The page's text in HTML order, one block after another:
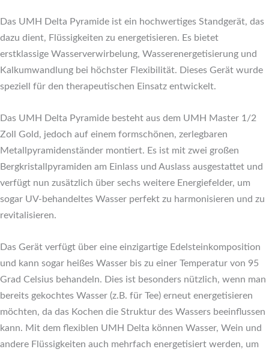
Das UMH Delta Pyramide ist ein hochwertiges Standgerät, das
dazu dient, Flüssigkeiten zu energetisieren. Es bietet
erstklassige Wasserverwirbelung, Wasserenergetisierung und
Kalkumwandlung bei höchster Flexibilität. Dieses Gerät wurde
speziell für den therapeutischen Einsatz entwickelt.
Das UMH Delta Pyramide besteht aus dem UMH Master 1/2
Zoll Gold, jedoch auf einem formschönen, zerlegbaren
Metallpyramidenständer montiert. Es ist mit zwei großen
Bergkristallpyramiden am Einlass und Auslass ausgestattet und
verfügt nun zusätzlich über sechs weitere Energiefelder, um
sogar UV-behandeltes Wasser perfekt zu harmonisieren und zu
revitalisieren.
Das Gerät verfügt über eine einzigartige Edelsteinkomposition
und kann sogar heißes Wasser bis zu einer Temperatur von 95
Grad Celsius behandeln. Dies ist besonders nützlich, wenn man
bereits gekochtes Wasser (z.B. für Tee) erneut energetisieren
möchten, da das Kochen die Struktur des Wassers beeinflussen
kann. Mit dem flexiblen UMH Delta können Wasser, Wein und
andere Flüssigkeiten auch mehrfach energetisiert werden, um